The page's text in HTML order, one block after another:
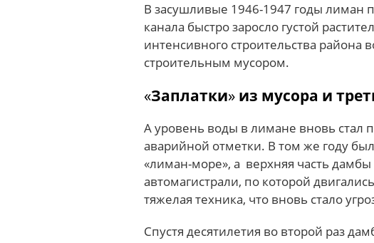
В засушливые 1946-1947 годы лиман
канала быстро заросло густой
интенсивного строительства района
строительным мусором.
«Заплатки» из мусора и
А уровень воды в лимане вновь стал
аварийной отметки. В том же году
«лиман-море», а верхняя часть
автомагистрали, по которой
тяжелая техника, что вновь стало
Спустя десятилетия во второй раз